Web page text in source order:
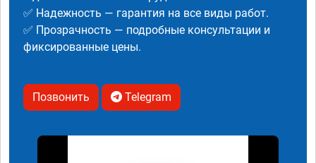
✅ Надежность — гарантия на все виды работ.
✅ Прозрачность — подробные консультации и
фиксированные цены.
Позвонить Telegram